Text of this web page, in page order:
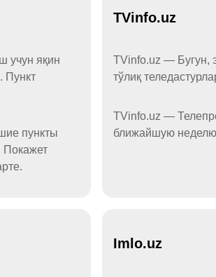
учун яқин
Пункт
пункты
Покажет
TVinfo.uz
TVinfo.uz — Бугун,
тўлиқ
TVinfo.uz —
ближайшую
Imlo.uz